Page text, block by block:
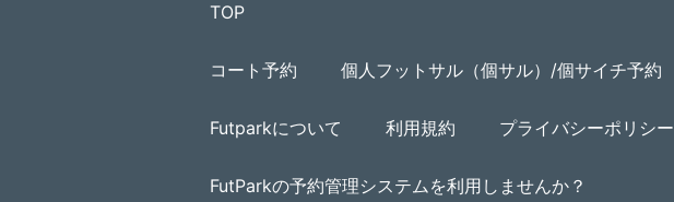
TOP
コート予約 個人フットサル（個サル）/個サイチ予約
Futparkについて 利用規約 プライバシーポリシー
FutParkの予約管理システムを利用しませんか？